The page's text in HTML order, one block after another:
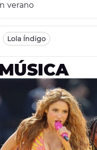
verano
Lola Índigo